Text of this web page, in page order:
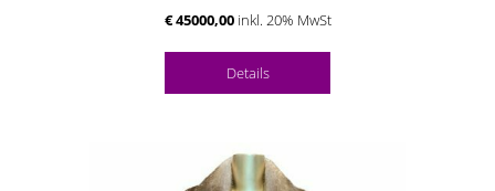
€ 45000,00 inkl. 20% MwSt
Details